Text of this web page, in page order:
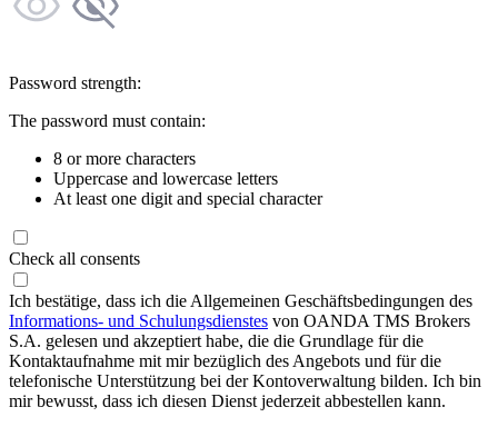
Password strength:
The password must contain:
8 or more characters
Uppercase and lowercase letters
At least one digit and special character
Check all consents
Ich bestätige, dass ich die Allgemeinen Geschäftsbedingungen des
Informations- und Schulungsdienstes von OANDA TMS Brokers
S.A. gelesen und akzeptiert habe, die die Grundlage für die
Kontaktaufnahme mit mir bezüglich des Angebots und für die
telefonische Unterstützung bei der Kontoverwaltung bilden. Ich bin
mir bewusst, dass ich diesen Dienst jederzeit abbestellen kann.